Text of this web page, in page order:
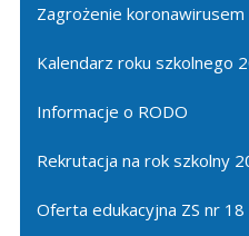
Zagrożenie koronawirusem
Kalendarz roku szkolnego
Informacje o RODO
Rekrutacja na rok szkolny
Oferta edukacyjna ZS nr